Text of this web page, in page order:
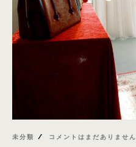
未分類 コメントはまだありません